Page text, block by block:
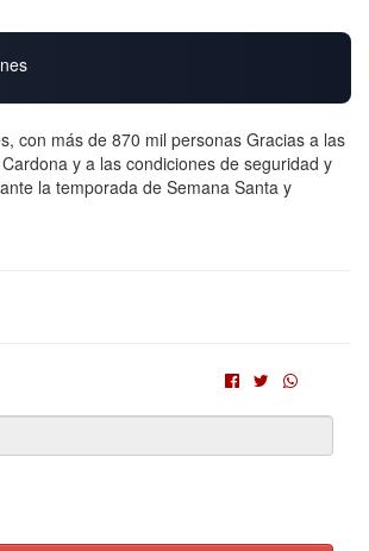
con más de 870 mil personas Gracias a las
y a las condiciones de seguridad y
la temporada de Semana Santa y